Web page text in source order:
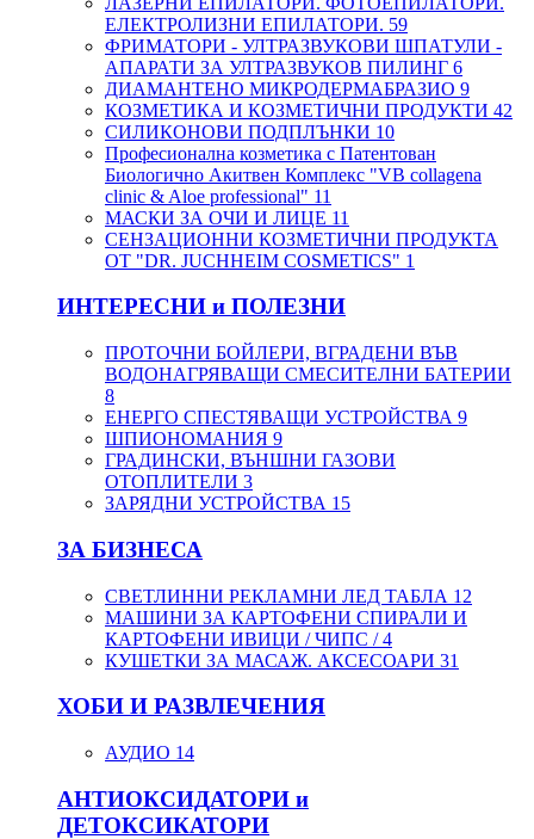
ЕЛЕКТРОЛИЗНИ ЕПИЛАТОРИ. 59
ФРИМАТОРИ - УЛТРАЗВУКОВИ ШПАТУЛИ -
АПАРАТИ ЗА УЛТРАЗВУКОВ ПИЛИНГ 6
ДИАМАНТЕНО МИКРОДЕРМАБРАЗИО 9
КОЗМЕТИКА И КОЗМЕТИЧНИ ПРОДУКТИ 42
СИЛИКОНОВИ ПОДПЛЪНКИ 10
Професионална козметика с Патентован
Биологично Акитвен Комплекс "VB collagena
clinic & Aloe professional" 11
МАСКИ ЗА ОЧИ И ЛИЦЕ 11
СЕНЗАЦИОННИ КОЗМЕТИЧНИ ПРОДУКТА
ОТ "DR. JUCHHEIM COSMETICS" 1
ИНТЕРЕСНИ и ПОЛЕЗНИ
ПРОТОЧНИ БОЙЛЕРИ, ВГРАДЕНИ ВЪВ
ВОДОНАГРЯВАЩИ СМЕСИТЕЛНИ БАТЕРИИ
8
ЕНЕРГО СПЕСТЯВАЩИ УСТРОЙСТВА 9
ШПИОНОМАНИЯ 9
ГРАДИНСКИ, ВЪНШНИ ГАЗОВИ
ОТОПЛИТЕЛИ 3
ЗАРЯДНИ УСТРОЙСТВА 15
ЗА БИЗНЕСА
СВЕТЛИННИ РЕКЛАМНИ ЛЕД ТАБЛА 12
МАШИНИ ЗА КАРТОФЕНИ СПИРАЛИ И
КАРТОФЕНИ ИВИЦИ / ЧИПС /4
КУШЕТКИ ЗА МАСАЖ. АКСЕСОАРИ 31
ХОБИ И РАЗВЛЕЧЕНИЯ
АУДИО 14
АНТИОКСИДАТОРИ и
ДЕТОКСИКАТОРИ